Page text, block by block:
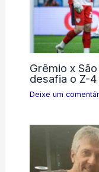
Grêmio x
desafia o Z-4
Deixe um